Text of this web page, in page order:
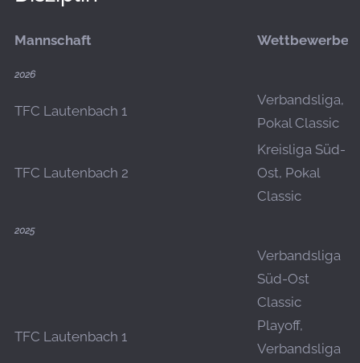
Mannschaft Wettbewerbe
2026
TFC Lautenbach 1
Verbandsliga,
Pokal Classic
TFC Lautenbach 2
Kreisliga Süd-
Ost, Pokal
Classic
2025
TFC Lautenbach 1
Verbandsliga
Süd-Ost
Classic
Playoff,
Verbandsliga